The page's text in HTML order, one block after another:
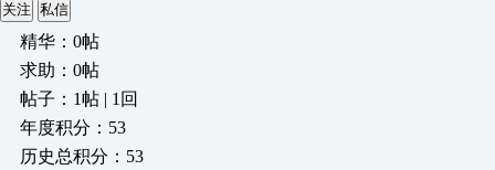
关注 私信
精华：0帖
求助：0帖
帖子：1帖 | 1回
年度积分：53
历史总积分：53